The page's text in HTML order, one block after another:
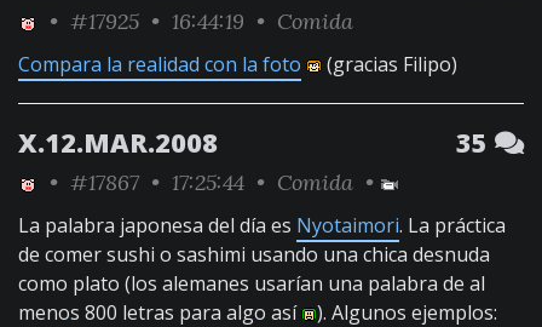
• #17925 • 16:44:19 • Comida
Compara la realidad con la foto (gracias Filipo)
X.12.MAR.2008 35
• #17867 • 17:25:44 • Comida •
La palabra japonesa del día es Nyotaimori. La práctica
de comer sushi o sashimi usando una chica desnuda
como plato (los alemanes usarían una palabra de al
menos 800 letras para algo así
). Algunos ejemplos: